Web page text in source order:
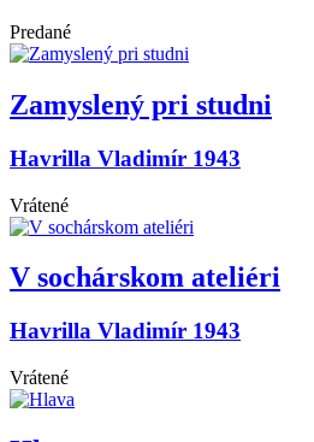
Predané
Zamyslený pri studni
Havrilla Vladimír 1943
Vrátené
V sochárskom ateliéri
Havrilla Vladimír 1943
Vrátené